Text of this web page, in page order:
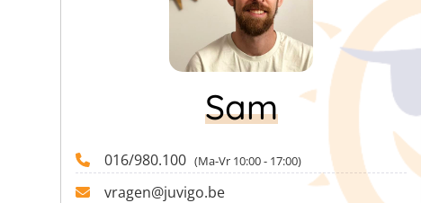
Sam
016/980.100 (Ma-Vr 10:00 - 17:00)
vragen@juvigo.be